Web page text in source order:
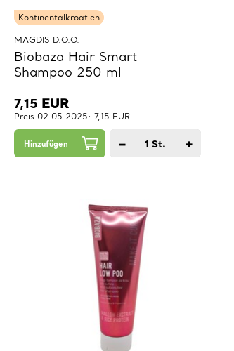
Kontinentalkroatien
MAGDIS D.O.O.
Biobaza Hair Smart
Shampoo 250 ml
7,15 EUR
Preis 02.05.2025: 7,15 EUR
Hinzufügen − 1 St. +